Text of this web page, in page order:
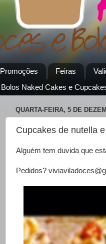
Promoções Feiras
Bolos Naked Cakes e
QUARTA-FEIRA, 5 DE
Cupcakes de nutella
Alguém tem duvida que
Pedidos?